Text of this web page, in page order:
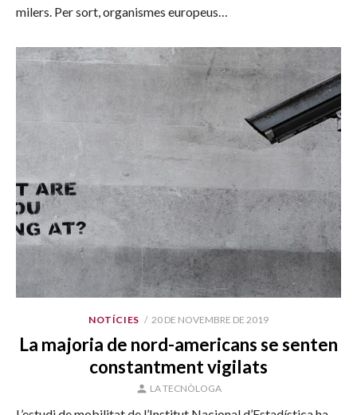
milers. Per sort, organismes europeus…
NOTÍCIES
PUBLICAT
20 DE NOVEMBRE DE 2019
La majoria de nord-americans se senten
constantment vigilats
AUTOR
LA TECNÒLOGA